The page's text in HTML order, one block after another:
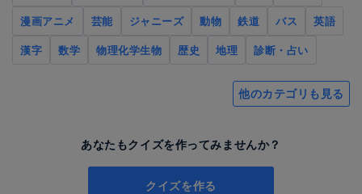
漫画アニメ
芸能 ジャニーズ 動物 鉄道 バス
英語
漢字
数学 物理化学生物 歴史 地理 診断・占い
他のカテゴリも見る
あなたもクイズを作ってみませんか？
クイズを作る